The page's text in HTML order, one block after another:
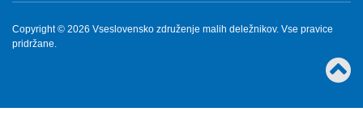
Copyright © 2026 Vseslovensko združenje malih deležnikov. Vse pravice
pridržane.